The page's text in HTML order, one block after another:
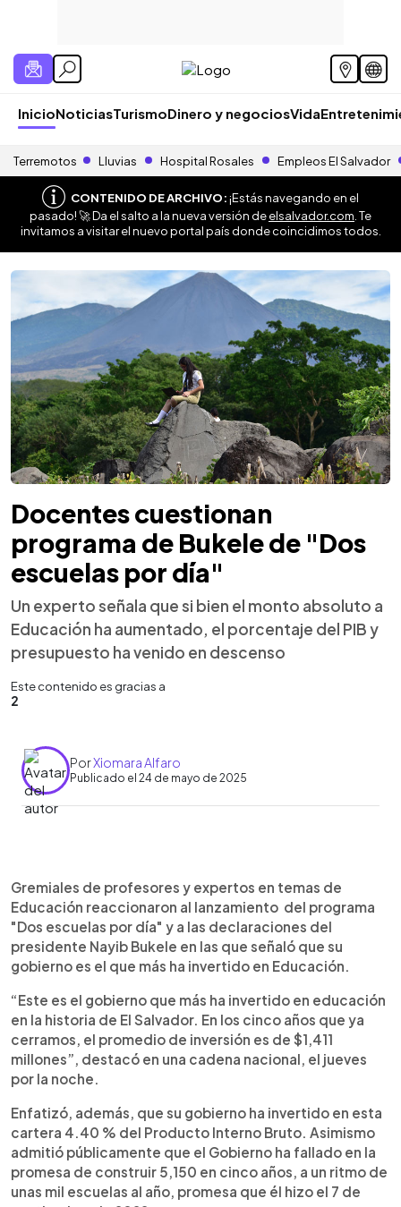
InicioNoticiasTurismoDinero y negociosVida
Terremotos Lluvias Hospital Rosales Empleos El Salvador
CONTENIDO DE ARCHIVO:¡Estás navegando en el
pasado! 🚀 Da el salto a la nueva versión deelsalvador.com . Te
invitamos a visitar el nuevo portal país donde coincidimos todos.
Docentes cuestionan
programa de Bukele de "Dos
escuelas por día"
Un experto señala que si bien el monto absoluto a
Educación ha aumentado, el porcentaje del PIB y
presupuesto ha venido en descenso
Este contenido es gracias a
2
PorXiomara Alfaro
Publicado el 24 de mayo de 2025
► Escuchar artículo
Gremiales de profesores y expertos en temas de
Educación reaccionaron al lanzamiento del programa
"Dos escuelas por día" y a las declaraciones del
presidente Nayib Bukele en las que señaló que su
gobierno es el que más ha invertido en Educación.
“Este es el gobierno que más ha invertido en educación
en la historia de El Salvador. En los cinco años que ya
cerramos, el promedio de inversión es de $1,411
millones”, destacó en una cadena nacional, el jueves
por la noche.
Enfatizó, además, que su gobierno ha invertido en esta
cartera 4.40 % del Producto Interno Bruto. Asimismo
admitió públicamente que el Gobierno ha fallado en la
promesa de construir 5,150 en cinco años, a un ritmo de
unas mil escuelas al año, promesa que él hizo el 7 de